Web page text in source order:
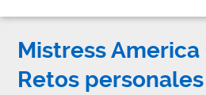
Mistress America
Retos